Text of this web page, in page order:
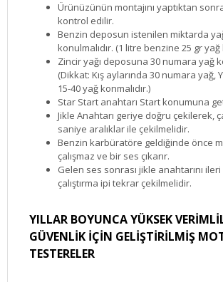
Ürünüzünün montajını yaptıktan
kontrol edilir.
Benzin deposun istenilen miktarda
konulmalıdır. (1 litre benzine 25 gr yağ
Zincir yağı deposuna 30 numara yağ
(Dikkat: Kış aylarında 30 numara yağ,
15-40 yağ konmalıdır.)
Star Start anahtarı Start konumuna
Jikle Anahtarı geriye doğru çekilerek,
saniye aralıklar ile çekilmelidir.
Benzin karbüratöre geldiğinde önce
çalışmaz ve bir ses çıkarır.
Gelen ses sonrası jikle anahtarını
çalıştırma ipi tekrar çekilmelidir.
YILLAR BOYUNCA YÜKSEK
GÜVENLİK İÇİN GELİŞTİRİLMİŞ
TESTERELER